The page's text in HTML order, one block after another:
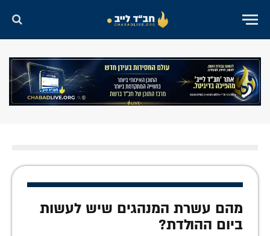
מהם עשרת המנהגים שיש לעשות
ביום ההולדת?